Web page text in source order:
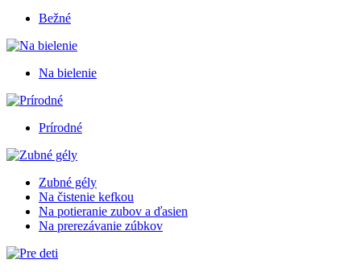
Bežné
Na bielenie
Prírodné
Zubné gély
Na čistenie kefkou
Na potieranie zubov a ďasien
Na prerezávanie zúbkov